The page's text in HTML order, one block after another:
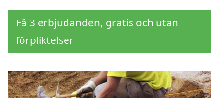
Få 3 erbjudanden, gratis och utan
förpliktelser